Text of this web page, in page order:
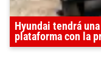
Hyundai tendrá
plataforma con la